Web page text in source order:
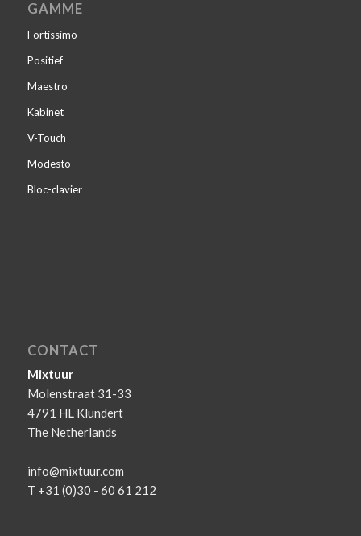
GAMME
Fortissimo
Positief
Maestro
Kabinet
V-Touch
Modesto
Bloc-clavier
CONTACT
Mixtuur
Molenstraat 31-33
4791 HL Klundert
The Netherlands
info@mixtuur.com
T +31 (0)30 - 60 61 212